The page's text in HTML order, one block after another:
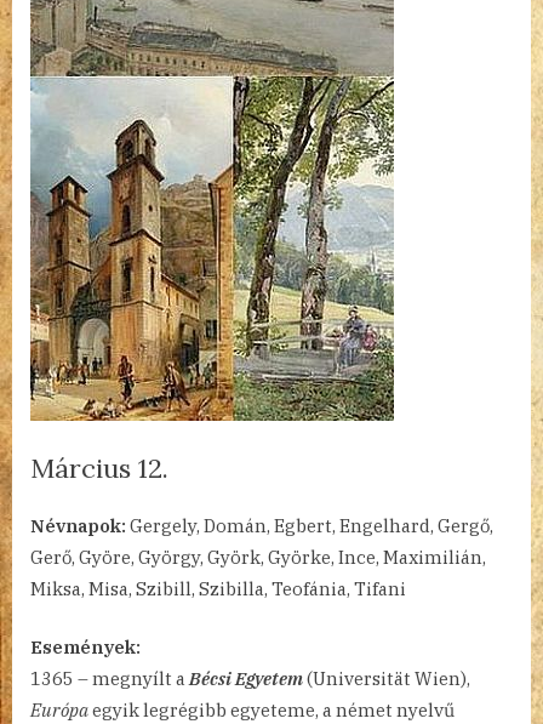
Március 12.
on
Március
12.
bejegyzéshez
Névnapok: Gergely, Domán, Egbert, Engelhard, Gergő,
Gerő, Györe, György, Györk, Györke, Ince, Maximilián,
Miksa, Misa, Szibill, Szibilla, Teofánia, Tifani
Események:
1365 – megnyílt aBécsi Egyetem(Universität Wien),
Európaegyik legrégibb egyeteme, a német nyelvű